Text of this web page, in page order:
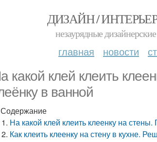
ДИЗАЙН /
незаурядные
главная новости
какой клей клеить
в ванной
Содержание
На какой клей клеить клеенку на
Как клеить клеенку на стену в кухне.